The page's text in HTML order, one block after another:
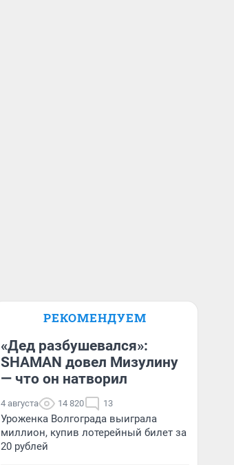
РЕКОМЕНДУЕМ
«Дед разбушевался»:
SHAMAN довел Мизулину
— что он натворил
4 августа 14 820 13
Уроженка Волгограда выиграла
миллион, купив лотерейный билет за
20 рублей